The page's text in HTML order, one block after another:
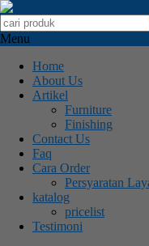
Menu
Home
About Us
Artikel
Furniture
Finishing
Contact Us
Faq
Cara Order
Persyaratan
katalog
pricelist
Testimoni